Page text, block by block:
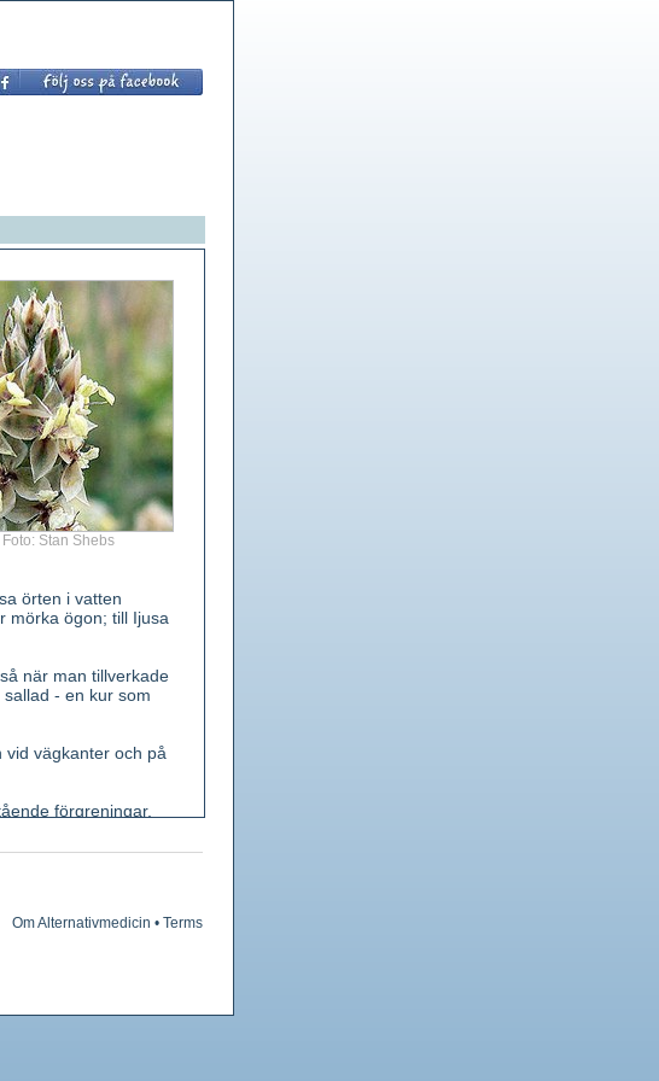
Stan Shebs
örten i vatten
mörka ögon; till Ijusa
när man tillverkade
sallad - en kur som
vägkanter och på
förgreningar,
avrundade
Om Alternativmedicin • Terms